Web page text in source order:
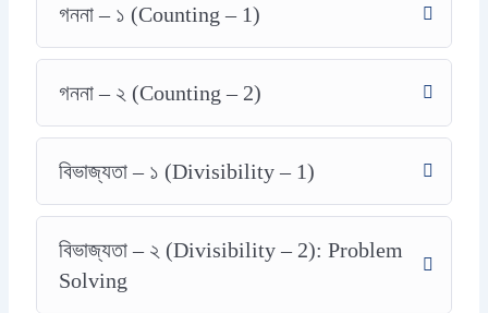
গননা – ১ (Counting – 1)
গননা – ২ (Counting – 2)
বিভাজ্যতা – ১ (Divisibility – 1)
বিভাজ্যতা – ২ (Divisibility – 2): Problem
Solving